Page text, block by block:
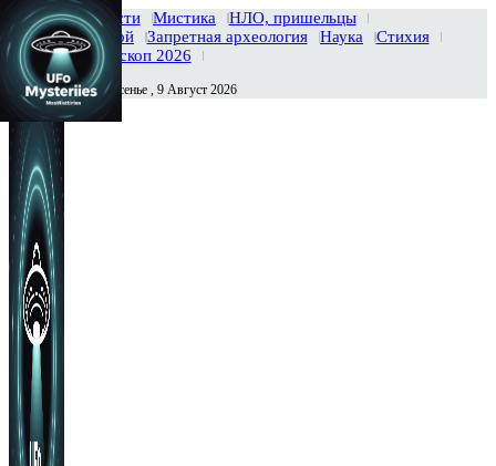
Главная Новости Мистика
НЛО, пришельцы
Тайны вселенной
Запретная археология Наука
Стихия
История
Гороскоп 2026
Сегодня Воскресенье , 9 Август 2026